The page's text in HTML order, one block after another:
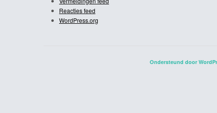
Reacties feed
WordPress.org
Ondersteund door